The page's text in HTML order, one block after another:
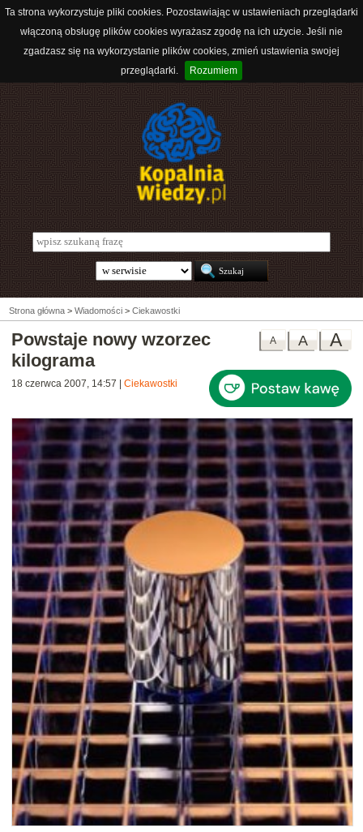
Ta strona wykorzystuje pliki cookies. Pozostawiając w ustawieniach przeglądarki
włączoną obsługę plików cookies wyrażasz zgodę na ich użycie. Jeśli nie
zgadzasz się na wykorzystanie plików cookies, zmień ustawienia swojej
przeglądarki.
Rozumiem
Strona główna > Wiadomości > Ciekawostki
A
A
A
Powstaje nowy wzorzec
kilograma
18 czerwca 2007, 14:57 Ciekawostki